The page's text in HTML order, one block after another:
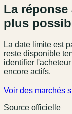
La
plus
La date limite est
reste disponible
identifier
encore actifs.
Voir des marchés
Source officielle